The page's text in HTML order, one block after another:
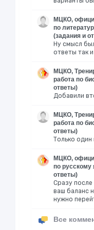
МЦКО,
по
(задания и
Ну смысл
ответы так
МЦКО,
работа по
ответы)
Добавили
МЦКО,
работа по
ответы)
Только один
МЦКО,
по русскому
ответы)
Сразу после
ваш баланс
нужно
Все